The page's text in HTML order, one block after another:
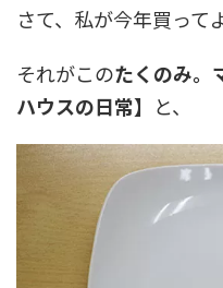
さて、私が今年買って
それがこのたくのみ。
ハウスの日常】 と、